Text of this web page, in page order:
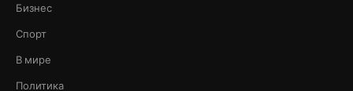
Бизнес
Спорт
В мире
Политика